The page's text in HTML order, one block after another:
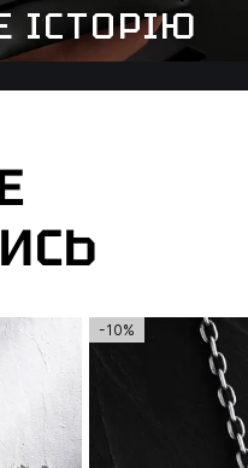
ІСТОРІЮ
-10%